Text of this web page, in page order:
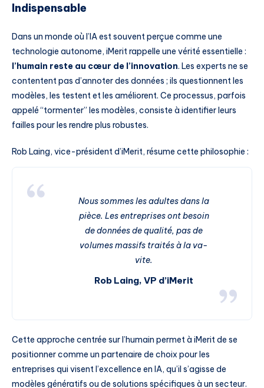
Indispensable
Dans un monde où l’IA est souvent perçue comme une
technologie autonome, iMerit rappelle une vérité essentielle :
l’humain reste au cœur de l’innovation. Les experts ne se
contentent pas d’annoter des données ; ils questionnent les
modèles, les testent et les améliorent. Ce processus, parfois
appelé “tormenter” les modèles, consiste à identifier leurs
failles pour les rendre plus robustes.
Rob Laing, vice-président d’iMerit, résume cette philosophie :
Nous sommes les adultes dans la
pièce. Les entreprises ont besoin
de données de qualité, pas de
volumes massifs traités à la va-
vite.
Rob Laing, VP d’iMerit
Cette approche centrée sur l’humain permet à iMerit de se
positionner comme un partenaire de choix pour les
entreprises qui visent l’excellence en IA, qu’il s’agisse de
modèles génératifs ou de solutions spécifiques à un secteur.